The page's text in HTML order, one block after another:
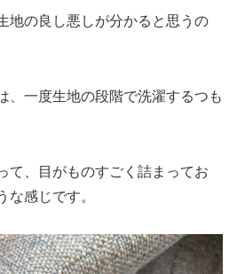
地の良し悪しが分かると思うの
、一度生地の段階で洗濯するつも
て、目がものすごく詰まってお
な感じです。